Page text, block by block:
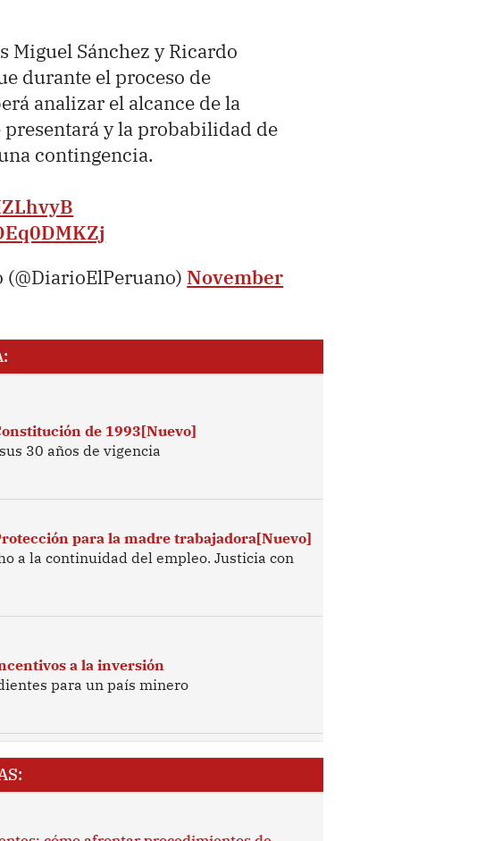
Miguel Sánchez y Ricardo
durante el proceso de
analizar el alcance de la
y la probabilidad de
contingencia.
November
de 1993[Nuevo]
30 años de vigencia
para la madre trabajadora[Nuevo]
a la continuidad del empleo. Justicia con
a la inversión
para un país minero